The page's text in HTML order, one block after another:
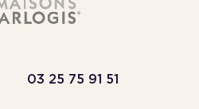
03 25 75 91 51